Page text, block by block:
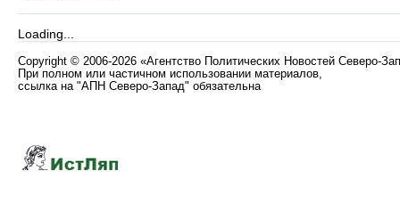
Loading...
Copyright © 2006-2026 «Агентство Политических Новостей Северо-
При полном или частичном использовании материалов,
ссылка на "АПН Северо-Запад" обязательна